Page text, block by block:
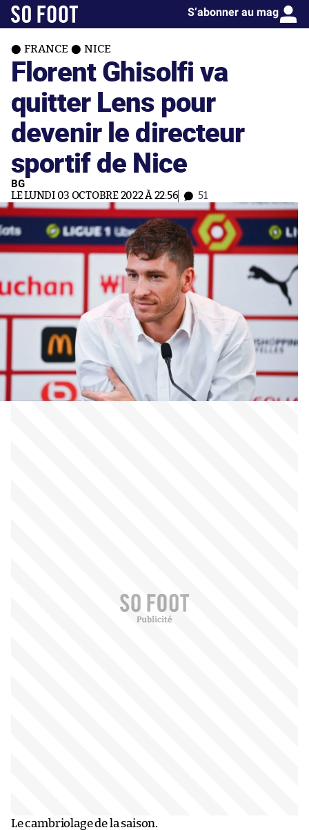
S’abonner au mag
FRANCE NICE
Florent Ghisolfi va
quitter Lens pour
devenir le directeur
sportif de Nice
BG
LE LUNDI 03 OCTOBRE 2022 À 22:56 51
Le cambriolage de la saison.